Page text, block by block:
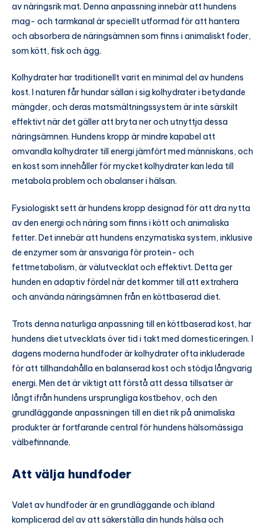
av näringsrik mat. Denna anpassning innebär att hundens
mag- och tarmkanal är speciellt utformad för att hantera
och absorbera de näringsämnen som finns i animaliskt foder,
som kött, fisk och ägg.
Kolhydrater har traditionellt varit en minimal del av hundens
kost. I naturen får hundar sällan i sig kolhydrater i betydande
mängder, och deras matsmältningssystem är inte särskilt
effektivt när det gäller att bryta ner och utnyttja dessa
näringsämnen. Hundens kropp är mindre kapabel att
omvandla kolhydrater till energi jämfört med människans, och
en kost som innehåller för mycket kolhydrater kan leda till
metabola problem och obalanser i hälsan.
Fysiologiskt sett är hundens kropp designad för att dra nytta
av den energi och näring som finns i kött och animaliska
fetter. Det innebär att hundens enzymatiska system, inklusive
de enzymer som är ansvariga för protein- och
fettmetabolism, är välutvecklat och effektivt. Detta ger
hunden en adaptiv fördel när det kommer till att extrahera
och använda näringsämnen från en köttbaserad diet.
Trots denna naturliga anpassning till en köttbaserad kost, har
hundens diet utvecklats över tid i takt med domesticeringen. I
dagens moderna hundfoder är kolhydrater ofta inkluderade
för att tillhandahålla en balanserad kost och stödja långvarig
energi. Men det är viktigt att förstå att dessa tillsatser är
långt ifrån hundens ursprungliga kostbehov, och den
grundläggande anpassningen till en diet rik på animaliska
produkter är fortfarande central för hundens hälsomässiga
välbefinnande.
Att välja hundfoder
Valet av hundfoder är en grundläggande och ibland
komplicerad del av att säkerställa din hunds hälsa och